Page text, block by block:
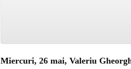
Miercuri, 26 mai, Valeriu